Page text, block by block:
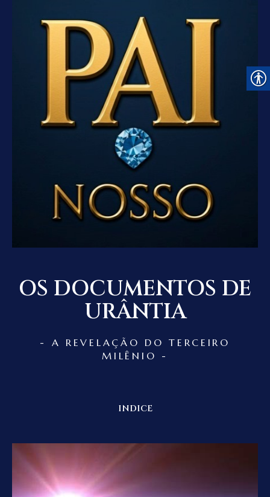
OS DOCUMENTOS DE
URÂNTIA
- A REVELAÇÃO DO TERCEIRO
MILÊNIO -
INDICE